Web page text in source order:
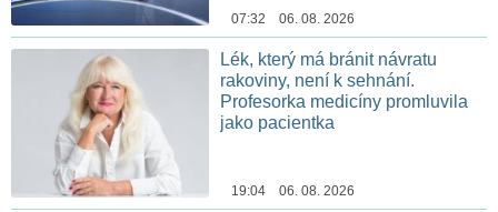
07:32 06. 08. 2026
Lék, který má bránit návratu
rakoviny, není k sehnání.
Profesorka medicíny promluvila
jako pacientka
19:04 06. 08. 2026